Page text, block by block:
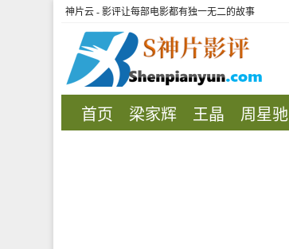
神片云 - 影评让每部电影都有独一无二的故事
首页 梁家辉 王晶 周星驰